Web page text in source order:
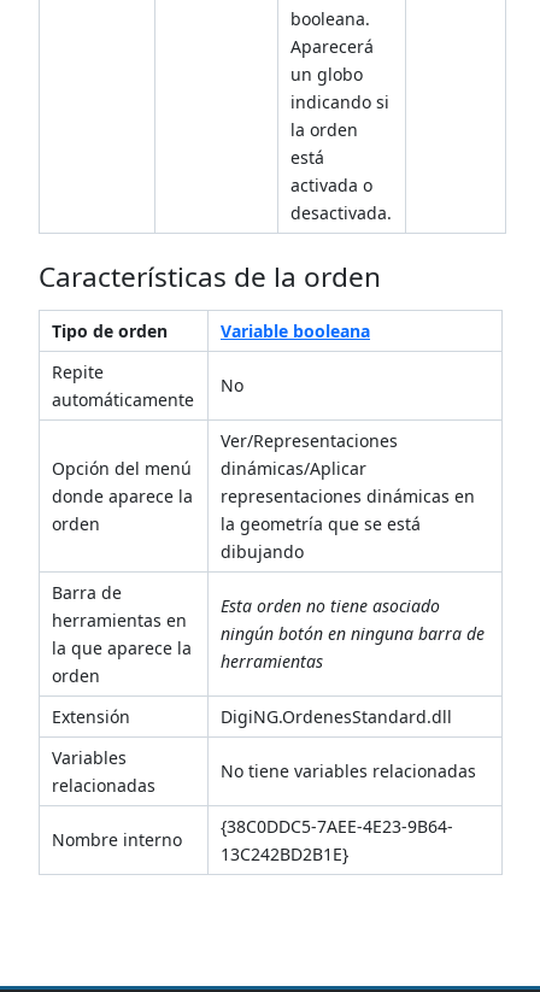
booleana.
Aparecerá
un globo
indicando si
la orden
está
activada o
desactivada.
Características de la orden
Tipo de orden
Variable booleana
Repite
automáticamente
No
Opción del menú
donde aparece la
orden
Ver/Representaciones
dinámicas/Aplicar
representaciones dinámicas en
la geometría que se está
dibujando
Barra de
herramientas en
la que aparece la
orden
Esta orden no tiene asociado
ningún botón en ninguna barra de
herramientas
Extensión
DigiNG.OrdenesStandard.dll
Variables
relacionadas
No tiene variables relacionadas
Nombre interno
{38C0DDC5-7AEE-4E23-9B64-
13C242BD2B1E}